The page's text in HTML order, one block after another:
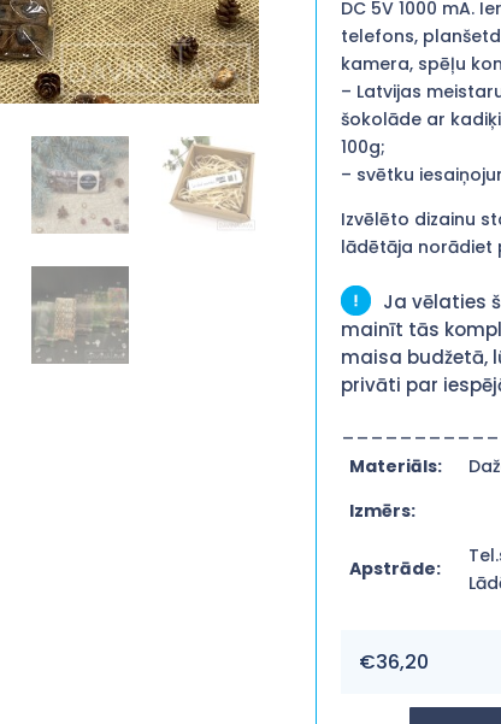
DC 5V 1000 mA.
telefons,
kamera, spēļu
– Latvijas
šokolāde ar
100g;
– svētku
Izvēlēto dizainu
lādētāja norādiet
Ja vēlaties
mainīt tās
maisa budžetā,
privāti par
Materiāls:
Izmērs:
Apstrāde:
€36,20